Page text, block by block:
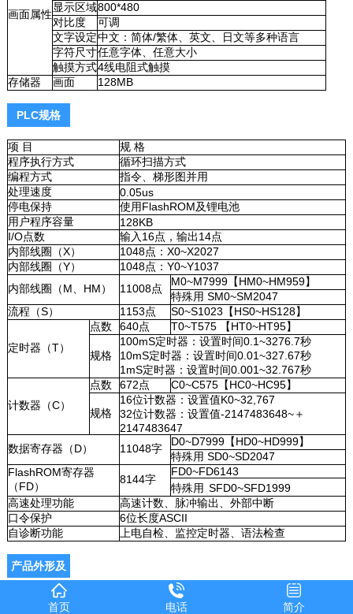
画面属性
显示区域800*480
对比度
可调
文字设定中文：简体/繁体、英文、日文等多种语言
字符尺寸任意字体、任意大小
触摸方式4线电阻式触摸
存储器
画面 128MB
PLC规格
项 目
规 格
程序执行方式
循环扫描方式
编程方式
指令、梯形图并用
处理速度
0.05us
停电保持
使用FlashROM及锂电池
用户程序容量
128KB
I/O点数
输入16点，输出14点
内部线圈（X）
1048点：X0~X2027
内部线圈（Y）
1048点：Y0~Y1037
内部线圈（M、HM）
11008点
M0~M7999【HM0~HM959】
特殊用 SM0~SM2047
流程（S）
1153点 S0~S1023【HS0~HS128】
定时器（T）
点数 640点 T0~T575 【HT0~HT95】
规格
100mS定时器：设置时间0.1~3276.7秒
10mS定时器：设置时间0.01~327.67秒
1mS定时器：设置时间0.001~32.767秒
计数器（C）
点数 672点 C0~C575【HC0~HC95】
规格
16位计数器：设置值K0~32,767
32位计数器：设置值-2147483648~＋
2147483647
数据寄存器（D）
11048字
D0~D7999【HD0~HD999】
特殊用 SD0~SD2047
FlashROM寄存器
（FD）
8144字
FD0~FD6143
特殊用 SFD0~SFD1999
高速处理功能
高速计数、脉冲输出、外部中断
口令保护
6位长度ASCII
自诊断功能
上电自检、监控定时器、语法检查
产品外形及
尺寸（单
首页 电话 简介